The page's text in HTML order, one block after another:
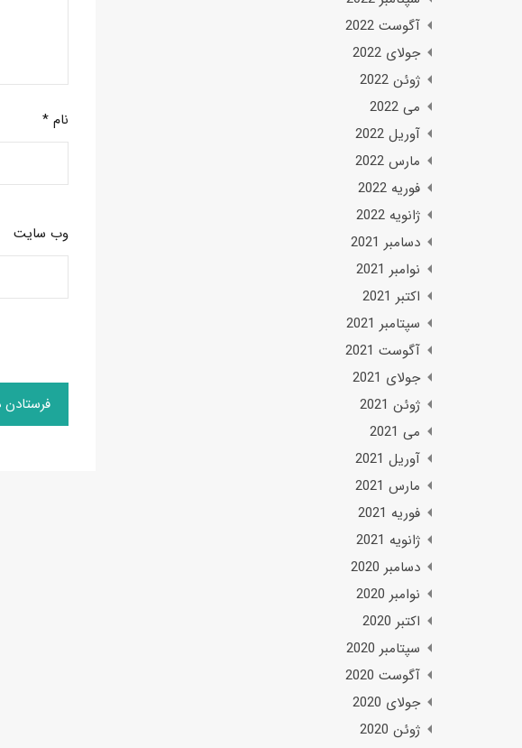
نام*
وب‌ سایت
آگوست 2022
جولای 2022
ژوئن 2022
می 2022
آوریل 2022
مارس 2022
فوریه 2022
ژانویه 2022
دسامبر 2021
نوامبر 2021
اکتبر 2021
سپتامبر 2021
آگوست 2021
جولای 2021
ژوئن 2021
می 2021
آوریل 2021
مارس 2021
فوریه 2021
ژانویه 2021
دسامبر 2020
نوامبر 2020
اکتبر 2020
سپتامبر 2020
آگوست 2020
جولای 2020
ژوئن 2020